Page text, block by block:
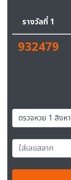
รางวัลที่ 1
932479